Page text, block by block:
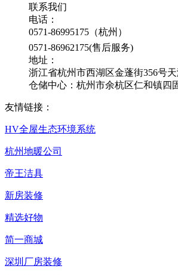
联系我们
电话：
0571-86995175（杭州）
0571-86962175(售后服务)
地址：
浙江省杭州市西湖区金蓬街356号
仓储中心：杭州市余杭区仁和镇四
友情链接：
HV全屋生态环境系统
杭州地暖公司
帝王洁具
新房装修
精选好物
简一商城
深圳厂房装修